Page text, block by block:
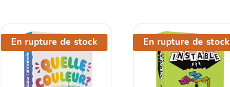
En rupture de stock En rupture de stock